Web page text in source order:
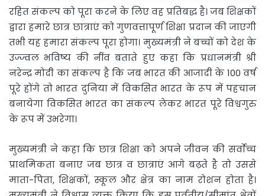
रहित संकल्प को पूरा करने के लिए वह प्रतिबद्ध है। जब शिक्षकों
द्वारा हमारे छात्र छात्राएं को गुणवत्तापूर्ण शिक्षा प्रदान की जाएगी
तभी यह हमारा संकल्प पूरा होगा। मुख्यमंत्री ने बच्चों को देश के
उज्ज्वल भविष्य की नींव बताते हुए कहा कि प्रधानमंत्री श्री
नरेन्द्र मोदी का संकल्प है कि जब भारत की आजादी के 100 वर्ष
पूरे होंगे तो भारत दुनिया में विकसित भारत के रूप में पहचान
बनायेगा विकसित भारत का संकल्प लेकर भारत पूरे विश्वगुरु
के रूप में उभरेगा।
मुख्यमंत्री ने कहा कि छात्र शिक्षा को अपने जीवन की सर्वाेच्च
प्राथमिकता बनाए जब छात्र व छात्राएं आगे बढ़ते है तो उससे
माता-पिता, शिक्षकों, स्कूल और क्षेत्र का नाम रोशन होता है।